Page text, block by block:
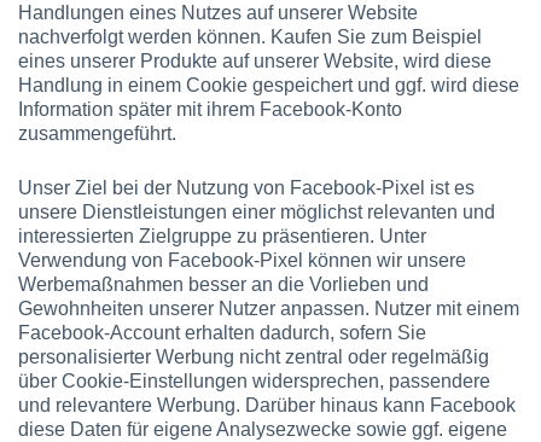
Handlungen eines Nutzes auf unserer Website
nachverfolgt werden können. Kaufen Sie zum Beispiel
eines unserer Produkte auf unserer Website, wird diese
Handlung in einem Cookie gespeichert und ggf. wird diese
Information später mit ihrem Facebook-Konto
zusammengeführt.
Unser Ziel bei der Nutzung von Facebook-Pixel ist es
unsere Dienstleistungen einer möglichst relevanten und
interessierten Zielgruppe zu präsentieren. Unter
Verwendung von Facebook-Pixel können wir unsere
Werbemaßnahmen besser an die Vorlieben und
Gewohnheiten unserer Nutzer anpassen. Nutzer mit einem
Facebook-Account erhalten dadurch, sofern Sie
personalisierter Werbung nicht zentral oder regelmäßig
über Cookie-Einstellungen widersprechen, passendere
und relevantere Werbung. Darüber hinaus kann Facebook
diese Daten für eigene Analysezwecke sowie ggf. eigene